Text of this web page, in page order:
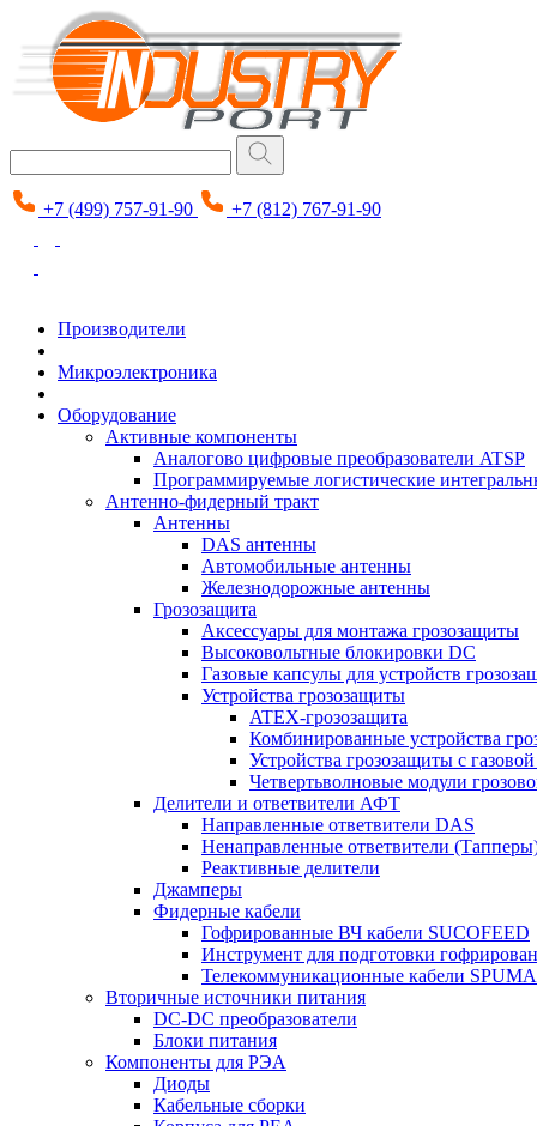
+7 (499) 757-91-90 +7 (812) 767-91-90
Производители
Микроэлектроника
Оборудование
Активные компоненты
Аналогово цифровые преобразователи ATSP
Программируемые логистические
Антенно-фидерный тракт
Антенны
DAS антенны
Автомобильные антенны
Железнодорожные антенны
Грозозащита
Аксессуары для монтажа грозозащиты
Высоковольтные блокировки DC
Газовые капсулы для устройств
Устройства грозозащиты
ATEX-грозозащита
Комбинированные устройства
Устройства грозозащиты с
Четвертьволновые модули
Делители и ответвители АФТ
Направленные ответвители DAS
Ненаправленные ответвители
Реактивные делители
Джамперы
Фидерные кабели
Гофрированные ВЧ кабели SUCOFEED
Инструмент для подготовки
Телекоммуникационные кабели SPUMA
Вторичные источники питания
DC-DC преобразователи
Блоки питания
Компоненты для РЭА
Диоды
Кабельные сборки